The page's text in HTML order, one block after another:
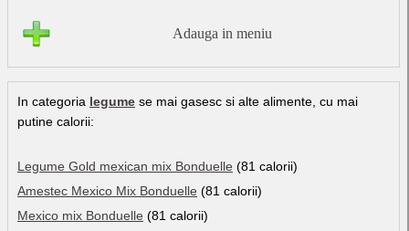
Adauga in meniu
In categoria legume se mai gasesc si alte alimente, cu mai
putine calorii:
Legume Gold mexican mix Bonduelle (81 calorii)
Amestec Mexico Mix Bonduelle (81 calorii)
Mexico mix Bonduelle (81 calorii)